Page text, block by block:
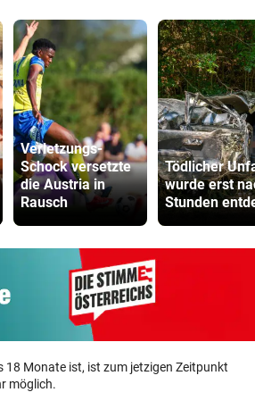
Verletzungs-
Schock versetzte
die Austria in
Rausch
Tödlicher
wurde erst
Stunden
18 Monate ist, ist zum jetzigen Zeitpunkt
möglich.